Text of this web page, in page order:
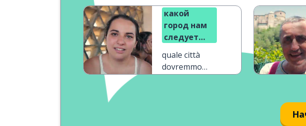
какой
город нам
следует
quale città
dovremmo